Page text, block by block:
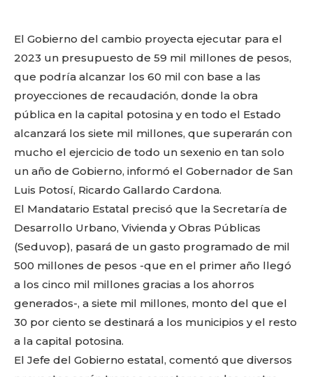
k
El Gobierno del cambio proyecta ejecutar para el
2023 un presupuesto de 59 mil millones de pesos,
que podría alcanzar los 60 mil con base a las
proyecciones de recaudación, donde la obra
pública en la capital potosina y en todo el Estado
alcanzará los siete mil millones, que superarán con
mucho el ejercicio de todo un sexenio en tan solo
un año de Gobierno, informó el Gobernador de San
Luis Potosí, Ricardo Gallardo Cardona.
El Mandatario Estatal precisó que la Secretaría de
Desarrollo Urbano, Vivienda y Obras Públicas
(Seduvop), pasará de un gasto programado de mil
500 millones de pesos -que en el primer año llegó
a los cinco mil millones gracias a los ahorros
generados-, a siete mil millones, monto del que el
30 por ciento se destinará a los municipios y el resto
a la capital potosina.
El Jefe del Gobierno estatal, comentó que diversos